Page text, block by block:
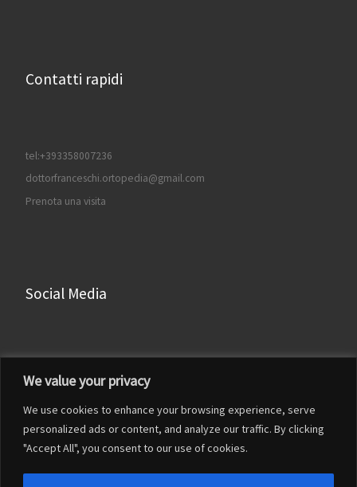
We value your privacy
We use cookies to enhance your browsing experience, serve
personalized ads or content, and analyze our traffic. By clicking
"Accept All", you consent to our use of cookies.
Contatti rapidi
tel:+393358007236
dottorfranceschi.ortopedia@gmail.com
Prenota una visita
Social Media
Facebook
LinkedIn